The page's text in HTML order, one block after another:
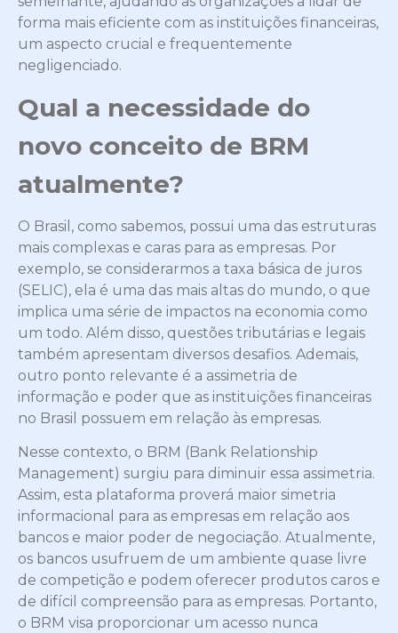
forma mais eficiente com as instituições financeiras,
um aspecto crucial e frequentemente
negligenciado.
Qual a necessidade do
novo conceito de BRM
atualmente?
O Brasil, como sabemos, possui uma das estruturas
mais complexas e caras para as empresas. Por
exemplo, se considerarmos a taxa básica de juros
(SELIC), ela é uma das mais altas do mundo, o que
implica uma série de impactos na economia como
um todo. Além disso, questões tributárias e legais
também apresentam diversos desafios. Ademais,
outro ponto relevante é a assimetria de
informação e poder que as instituições financeiras
no Brasil possuem em relação às empresas.
Nesse contexto, o BRM (Bank Relationship
Management) surgiu para diminuir essa assimetria.
Assim, esta plataforma proverá maior simetria
informacional para as empresas em relação aos
bancos e maior poder de negociação. Atualmente,
os bancos usufruem de um ambiente quase livre
de competição e podem oferecer produtos caros e
de difícil compreensão para as empresas. Portanto,
o BRM visa proporcionar um acesso nunca